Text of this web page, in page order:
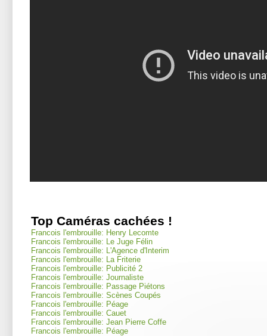
Top Caméras cachées !
Francois l'embrouille: Henry Lecomte
Francois l'embrouille: Le Juge Félin
Francois l'embrouille: L'Agence d'Interim
Francois l'embrouille: La Friterie
Francois l'embrouille: Publicité 2
Francois l'embrouille: Journaliste
Francois l'embrouille: Passage Piétons
Francois l'embrouille: Scènes Coupés
Francois l'embrouille: Péage
Francois l'embrouille: Cauet
Francois l'embrouille: Jean Pierre Coffe
Francois l'embrouille: Péage